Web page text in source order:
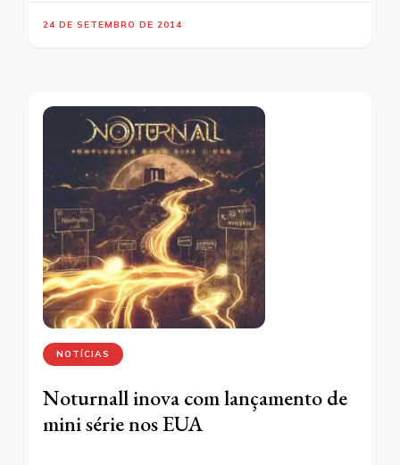
24 DE SETEMBRO DE 2014
NOTÍCIAS
Noturnall inova com lançamento de
mini série nos EUA